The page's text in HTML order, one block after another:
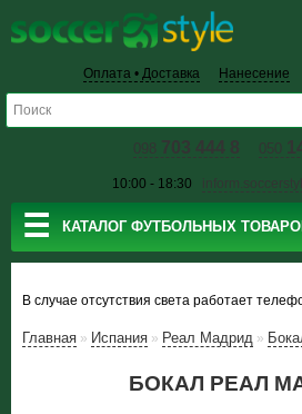
Оплата • Доставка Нанесение
098 703 444 8 050
10:00 - 18:30
☰ КАТАЛОГ ФУТБОЛЬНЫХ
В случае отсутствия света работает
Главная » Испания » Реал Мадрид »
БОКАЛ РЕАЛ